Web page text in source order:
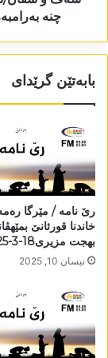
چنە
بابەتێن گرێدای
رێ نامە / مێرگا
خاندنا قورئانێ
بھجت مزیری18-3-2025
نیسان 10, 2025